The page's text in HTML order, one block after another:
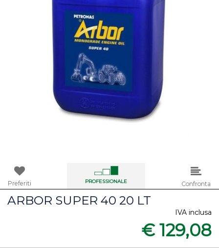
Preferiti PROFESSIONALE Confronta
ARBOR SUPER 40 20 LT
IVA inclusa
€ 129,08